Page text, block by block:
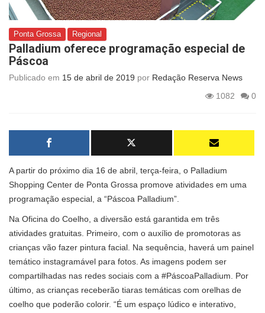
Ponta Grossa Regional
Palladium oferece programação especial de
Páscoa
Publicado em 15 de abril de 2019 por Redação Reserva News
1082
0
A partir do próximo dia 16 de abril, terça-feira, o Palladium
Shopping Center de Ponta Grossa promove atividades em uma
programação especial, a “Páscoa Palladium”.
Na Oficina do Coelho, a diversão está garantida em três
atividades gratuitas. Primeiro, com o auxílio de promotoras as
crianças vão fazer pintura facial. Na sequência, haverá um painel
temático instagramável para fotos. As imagens podem ser
compartilhadas nas redes sociais com a #PáscoaPalladium. Por
último, as crianças receberão tiaras temáticas com orelhas de
coelho que poderão colorir. “É um espaço lúdico e interativo,